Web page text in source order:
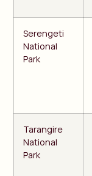
Serengeti
National
Park
Tarangire
National
Park